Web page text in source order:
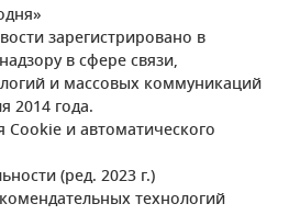
зарегистрировано в
в сфере связи,
и массовых коммуникаций
2014 года.
и автоматического
(ред. 2023 г.)
технологий